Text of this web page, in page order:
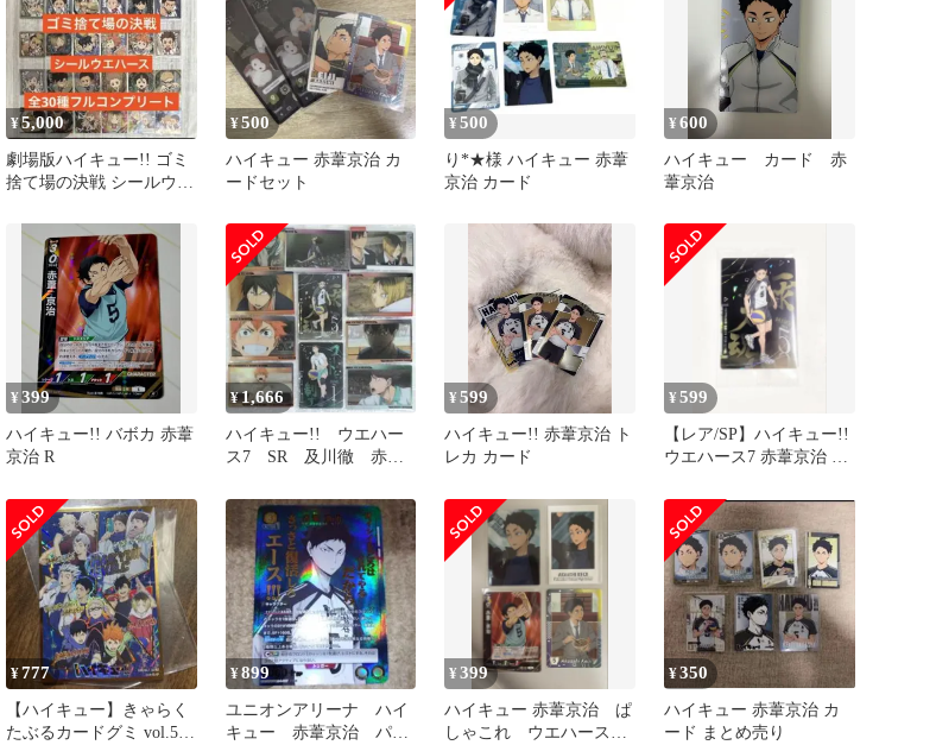
¥5,000
劇場版ハイキュー!! ゴミ
捨て場の決戦 シールウエ
プ ⑧
¥500
ハイキュー 赤葦京治 カ
ードセット
¥500
り*★様 ハイキュー 赤葦
京治 カード
¥600
ハイキュー カード 赤
葦京治
¥399
ハイキュー!! バボカ 赤葦
京治 R
¥1,666
ハイキュー!! ウエハー
ス7 SR 及川徹 赤葦
¥599
ハイキュー!! 赤葦京治 ト
レカ カード
¥599
【レア/SP】ハイキュー!!
ウエハース7 赤葦京治 SR
¥777
【ハイキュー】きゃらく
たぶるカードグミ vol.5
¥899
ユニオンアリーナ ハイ
キュー 赤葦京治 パラ
¥399
ハイキュー 赤葦京治 ぱ
しゃこれ ウエハース
¥350
ハイキュー 赤葦京治 カ
ード まとめ売り